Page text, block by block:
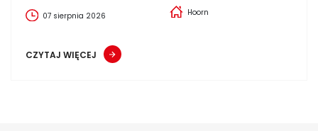
07 sierpnia 2026 Hoorn
CZYTAJ WIĘCEJ